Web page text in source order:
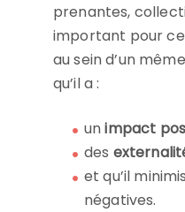
prenantes,
important pour
au sein d’un
qu’il a :
unimpact
des
et qu’il
négatives.